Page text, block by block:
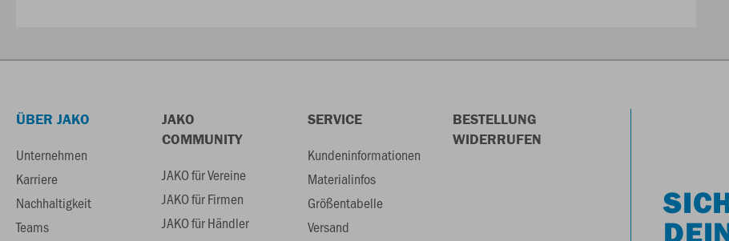
ÜBER JAKO
Unternehmen
Karriere
Nachhaltigkeit
Teams
JAKO
COMMUNITY
JAKO für Vereine
JAKO für Firmen
JAKO für Händler
SERVICE
Kundeninformationen
Materialinfos
Größentabelle
Versand
BESTELLUNG
WIDERRUFEN